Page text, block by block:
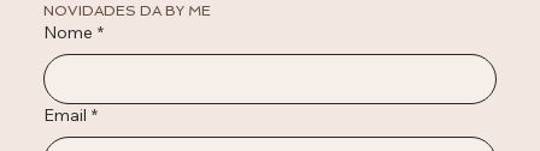
NOVIDADES DA BY ME
Nome *
Email *